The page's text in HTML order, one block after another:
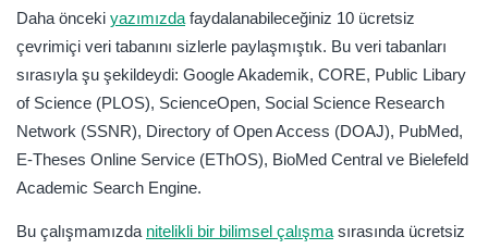
Daha önceki yazımızda faydalanabileceğiniz 10 ücretsiz
çevrimiçi veri tabanını sizlerle paylaşmıştık. Bu veri tabanları
sırasıyla şu şekildeydi: Google Akademik, CORE, Public Libary
of Science (PLOS), ScienceOpen, Social Science Research
Network (SSNR), Directory of Open Access (DOAJ), PubMed,
E-Theses Online Service (EThOS), BioMed Central ve Bielefeld
Academic Search Engine.
Bu çalışmamızda nitelikli bir bilimsel çalışma sırasında ücretsiz